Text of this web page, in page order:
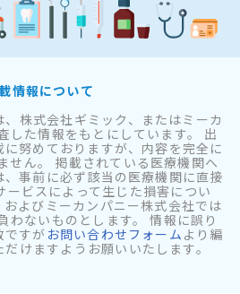
情報について
株式会社ギミック、またはミーカ
した情報をもとにしています。 出
努めておりますが、内容を完全に
せん。 掲載されている医療機関へ
事前に必ず該当の医療機関に直接
ービスによって生じた損害につい
よびミーカンパニー株式会社では
わないものとします。 情報に誤り
すが お問い合わせフォーム より編
けますようお願いいたします。